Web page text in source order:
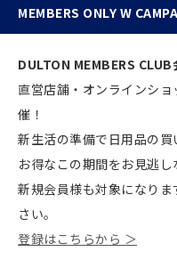
MEMBERS ONLY W
DULTON MEMBERS CLUB
直営店舗・オンラインシ
催！
新生活の準備で日用品の買
お得なこの期間をお見逃し
新規会員様も対象になり
さい。
登録はこちらから ＞